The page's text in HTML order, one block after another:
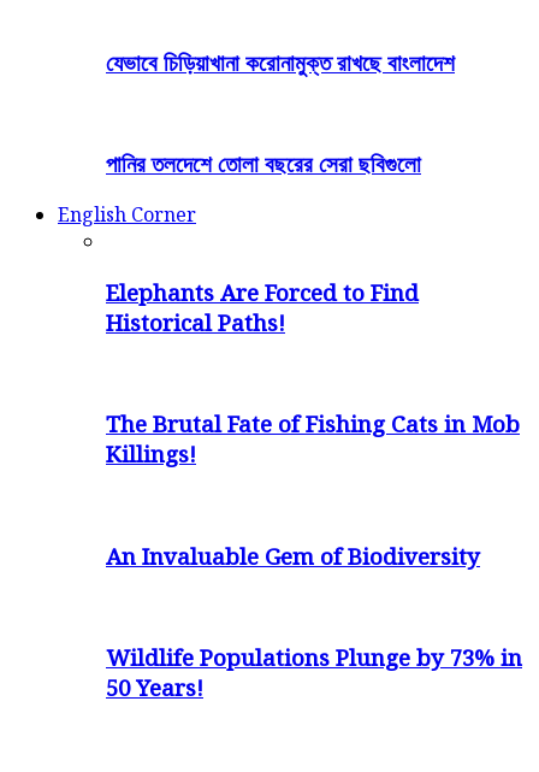
যেভাবে চিড়িয়াখানা করোনামুক্ত রাখছে বাংলাদেশ
পানির তলদেশে তোলা বছরের সেরা ছবিগুলো
English Corner
Elephants Are Forced to Find
Historical Paths!
The Brutal Fate of Fishing Cats in Mob
Killings!
An Invaluable Gem of Biodiversity
Wildlife Populations Plunge by 73% in
50 Years!